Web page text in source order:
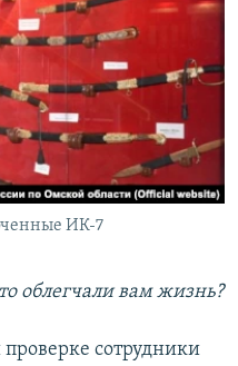
ИК-7
облегчали вам жизнь?
сотрудники